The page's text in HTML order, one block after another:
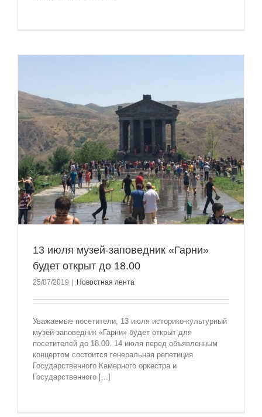
13 июля музей-заповедник «Гарни»
будет открыт до 18.00
25/07/2019 Новостная лента
Уважаемые посетители, 13 июля историко-культурный
музей-заповедник «Гарни» будет открыт для
посетителей до 18.00. 14 июля перед объявленным
концертом состоится генеральная репетиция
Государственного Камерного оркестра и
Государственного [...]